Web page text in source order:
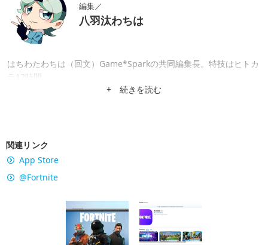
編集／
八羽汰わちは
はちわたわちは（回文）Game*Sparkの共同編集長。特技はヒトカ
ラ12時間。
+ 続きを読む
関連リンク
App Store
@Fortnite